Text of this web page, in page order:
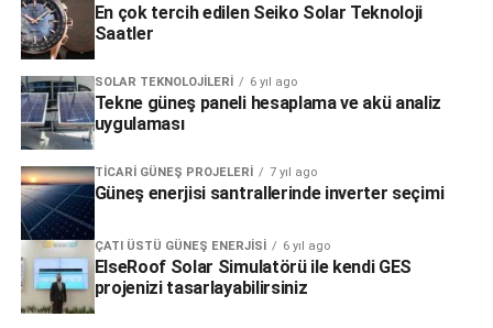
En çok tercih edilen Seiko Solar Teknoloji
Saatler
SOLAR TEKNOLOJILERI 6 yıl ago
Tekne güneş paneli hesaplama ve akü analiz
uygulaması
TICARI GÜNEŞ PROJELERI 7 yıl ago
Güneş enerjisi santrallerinde inverter seçimi
ÇATI ÜSTÜ GÜNEŞ ENERJISI 6 yıl ago
ElseRoof Solar Simulatörü ile kendi GES
projenizi tasarlayabilirsiniz